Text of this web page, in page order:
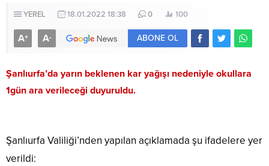
YEREL 18.01.2022 18:38 0 100
A+ A- ABONE OL
Şanlıurfa’da yarın beklenen kar yağışı nedeniyle okullara
1gün ara verileceği duyuruldu.
Şanlıurfa Valiliği’nden yapılan açıklamada şu ifadelere yer
verildi: